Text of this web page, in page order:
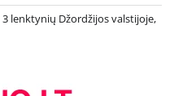
lenktynių Džordžijos valstijoje,